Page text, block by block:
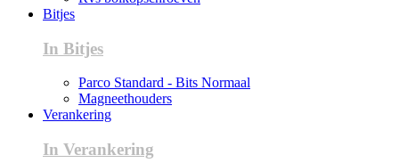
Bitjes
In Bitjes
Parco Standard - Bits Normaal
Magneethouders
Verankering
In Verankering